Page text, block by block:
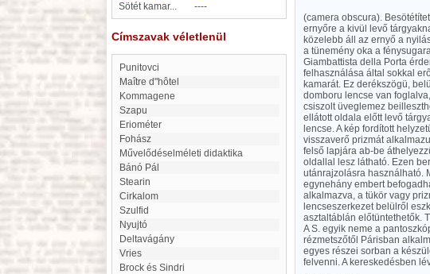
Sötét kamar...
----
Címszavak véletlenül
Punitovci
maître d"hôtel
Kommagene
Szapu
eriométer
Fohász
Művelődéselméleti didaktika
Bánó Pál
Stearin
Cirkalom
Szulfid
Nyujtó
deltavágány
Vries
Brock és Sindri
(camera obscura).
ernyőre a kivül levő
közelebb áll az ernyő a
a tünemény oka a
Giambattista della Porta
felhasználása által sokkal
kamarát. Ez derékszögü,
domboru lencse van
csiszolt üveglemez
ellátott oldala előtt levő
lencse. A kép fordított
visszaverő prizmát
felső lapjára ab-be
oldallal lesz látható. Ezen
utánrajzolásra használható.
egynehány embert
alkalmazva, a tükör vagy
lencseszerkezet belülről
asztaltáblán előtüntethetők.
A S. egyik neme a
rézmetszőtől Párisban
egyes részei sorban a
felvenni. A kereskedésben